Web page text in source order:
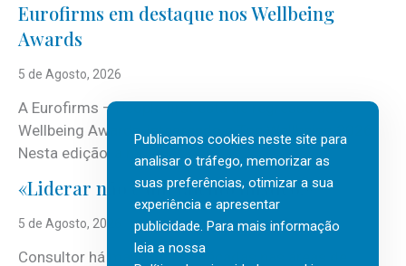
Eurofirms em destaque nos Wellbeing
Awards
5 de Agosto, 2026
A Eurofirms – People first está de regresso aos
Wellbeing Awards, integrando o Top Wellbeing 2026.
Nesta edição, a multinacional...
«Liderar não é um talento místico.»
5 de Agosto, 2026
Consultor há mais de três décadas nas áreas de
Publicamos cookies neste site para
analisar o tráfego, memorizar as
suas preferências, otimizar a sua
experiência e apresentar
publicidade. Para mais informação
leia a nossa